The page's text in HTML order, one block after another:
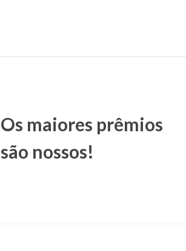
Os maiores prêmios
são nossos!